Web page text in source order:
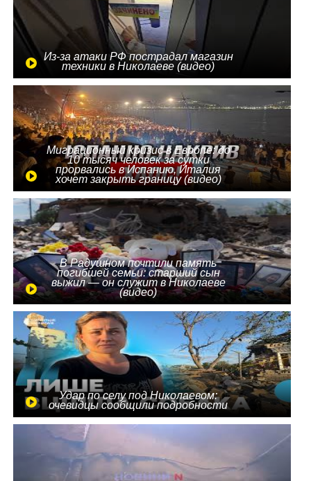
Из-за атаки РФ пострадал магазин
техники в Николаеве (видео)
Миграционный кризис в Европе: до
10 тысяч человек за сутки
прорвались в Испанию, Италия
хочет закрыть границу (видео)
В Радушном почтили память
погибшей семьи: старший сын
выжил — он служит в Николаеве
(видео)
Удар по селу под Николаевом:
очевидцы сообщили подробности